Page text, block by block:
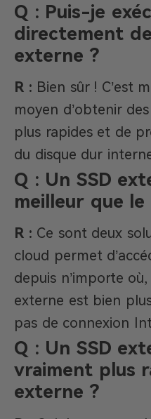
Q : Puis-je
directement
externe ?
R : Bien sûr ! C’est
moyen d’obtenir
plus rapides et de
du disque dur
Q : Un SSD
meilleur que
R : Ce sont deux
cloud permet
depuis n’importe
externe est bien
pas de connexion
Q : Un SSD
vraiment plus
externe ?